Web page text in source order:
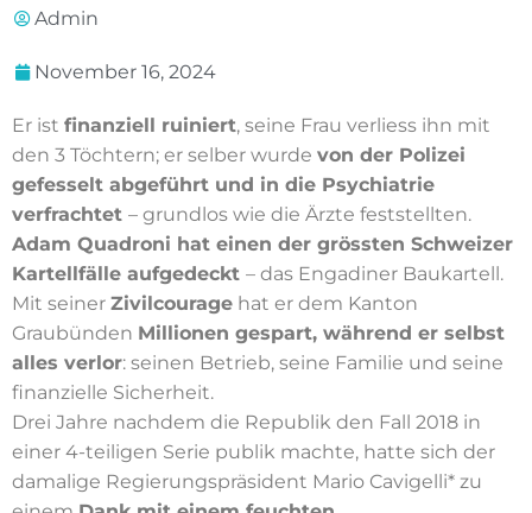
Admin
November 16, 2024
Er ist finanziell ruiniert, seine Frau verliess ihn mit
den 3 Töchtern; er selber wurde von der Polizei
gefesselt abgeführt und in die Psychiatrie
verfrachtet – grundlos wie die Ärzte feststellten.
Adam Quadroni hat einen der grössten Schweizer
Kartellfälle aufgedeckt – das Engadiner Baukartell.
Mit seiner Zivilcourage hat er dem Kanton
Graubünden Millionen gespart, während er selbst
alles verlor: seinen Betrieb, seine Familie und seine
finanzielle Sicherheit.
Drei Jahre nachdem die Republik den Fall 2018 in
einer 4-teiligen Serie publik machte, hatte sich der
damalige Regierungspräsident Mario Cavigelli* zu